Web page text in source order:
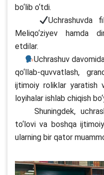
bo‘lib o‘tdi.
Uchrashuvda
Meliqo‘ziyev hamda
etdilar.
Uchrashuv
qo‘llab-quvvatlash,
ijtimoiy roliklar yaratish
loyihalar ishlab chiqish
Shuningdek,
to‘lovi va boshqa
ularning bir qator